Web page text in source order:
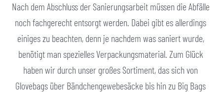
Nach dem Abschluss der Sanierungsarbeit müssen die Abfälle
noch fachgerecht entsorgt werden. Dabei gibt es allerdings
einiges zu beachten, denn je nachdem was saniert wurde,
benötigt man spezielles Verpackungsmaterial. Zum Glück
haben wir durch unser großes Sortiment, das sich von
Glovebags über Bändchengewebesäcke bis hin zu Big Bags